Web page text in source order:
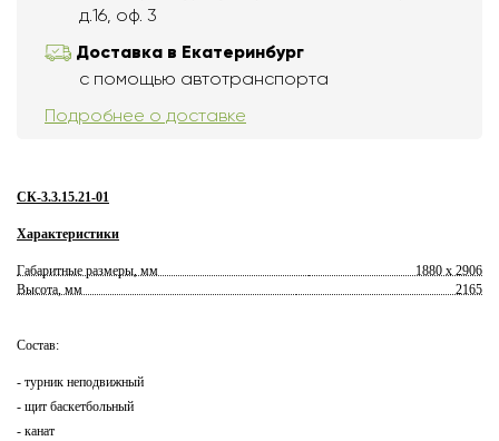
д.16, оф. 3
Доставка в Екатеринбург
с помощью автотранспорта
Подробнее о доставке
СК-3.3.15.21-01
Характеристики
Габаритные размеры, мм
1880 x 2906
Высота, мм
2165
Состав:
- турник неподвижный
- щит баскетбольный
- канат